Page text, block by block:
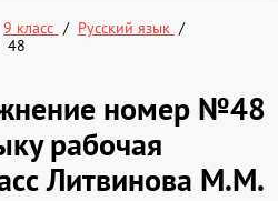
9 класс
Русский язык
48
номер №48
рабочая
Литвинова М.М.